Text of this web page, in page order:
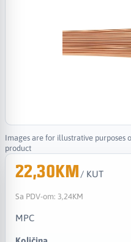
Images are for illustrative purposes
product
22,30KM / KUT
Sa PDV-om: 3,24KM
MPC